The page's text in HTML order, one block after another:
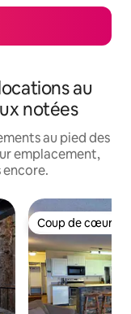
au
notées
au pied des
emplacement,
Coup de cœur
Coup de cœur